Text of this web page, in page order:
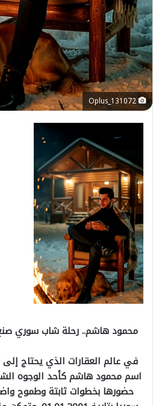
Oplus_131072
محمود هاشم.. رحلة شاب سوري
في عالم العقارات الذي يحتاج إلى
اسم محمود هاشم كأحد الوجوه
حضورها بخطوات ثابتة وطموح